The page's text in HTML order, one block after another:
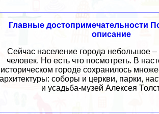
Главные достопримечательности
описание
Сейчас население города небольшое –
человек. Но есть что посмотреть. В
историческом городе сохранилось
архитектуры: соборы и церкви, парки,
и усадьба-музей Алексея